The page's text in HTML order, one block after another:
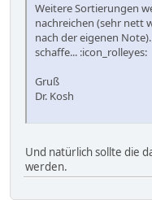
Weitere Sortierungen
nachreichen (sehr nett
nach der eigenen
schaffe... :icon_rolleyes:
Gruß
Dr. Kosh
Und natürlich sollte die
werden.